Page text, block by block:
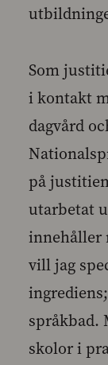
Som
i kontakt
dagvård
på
utarbetat
innehåller
vill jag
språkbad.
skolor i